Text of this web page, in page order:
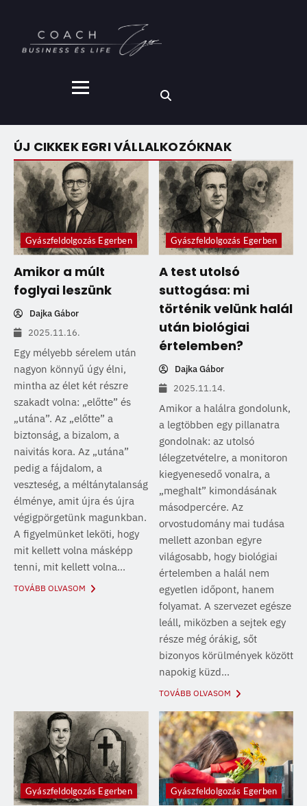
ÚJ CIKKEK EGRI VÁLLALKOZÓKNAK
Gyászfeldolgozás Egerben
Amikor a múlt
foglyai leszünk
Dajka Gábor
2025.11.16.
Egy mélyebb sérelem után
nagyon könnyű úgy élni,
mintha az élet két részre
szakadt volna: „előtte” és
„utána”. Az „előtte” a
biztonság, a bizalom, a
naivitás kora. Az „utána”
pedig a fájdalom, a
veszteség, a méltánytalanság
élménye, amit újra és újra
végigpörgetünk magunkban.
A figyelmünket leköti, hogy
mit kellett volna másképp
tenni, mit kellett volna...
TOVÁBB OLVASOM
Gyászfeldolgozás Egerben
A test utolsó
suttogása: mi
történik velünk halál
után biológiai
értelemben?
Dajka Gábor
2025.11.14.
Amikor a halálra gondolunk,
a legtöbben egy pillanatra
gondolnak: az utolsó
lélegzetvételre, a monitoron
kiegyenesedő vonalra, a
„meghalt” kimondásának
másodpercére. Az
orvostudomány mai tudása
mellett azonban egyre
világosabb, hogy biológiai
értelemben a halál nem
egyetlen időpont, hanem
folyamat. A szervezet egésze
leáll, miközben a sejtek egy
része még órákig, sőt
bizonyos körülmények között
napokig küzd...
TOVÁBB OLVASOM
Gyászfeldolgozás Egerben Gyászfeldolgozás Egerben